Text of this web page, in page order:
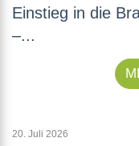
Einstieg in die
–...
20. Juli 2026